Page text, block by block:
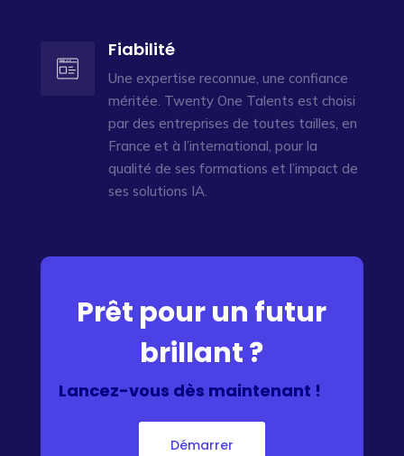
Fiabilité
Une expertise reconnue, une confiance
méritée. Twenty One Talents est choisi
par des entreprises de toutes tailles, en
France et à l’international, pour la
qualité de ses formations et l’impact de
ses solutions IA.
Prêt pour un futur
brillant ?
Lancez-vous dès maintenant !
Démarrer